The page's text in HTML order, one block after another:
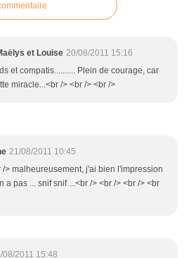
et Louise 20/08/2011 15:16
et compatis.......... Plein de courage, car
miracle...<br /> <br /> <br />
21/08/2011 10:45
/> malheureusement, j'ai bien l'impression
a pas ... snif snif ...<br /> <br /> <br /> <br
08/2011 15:48